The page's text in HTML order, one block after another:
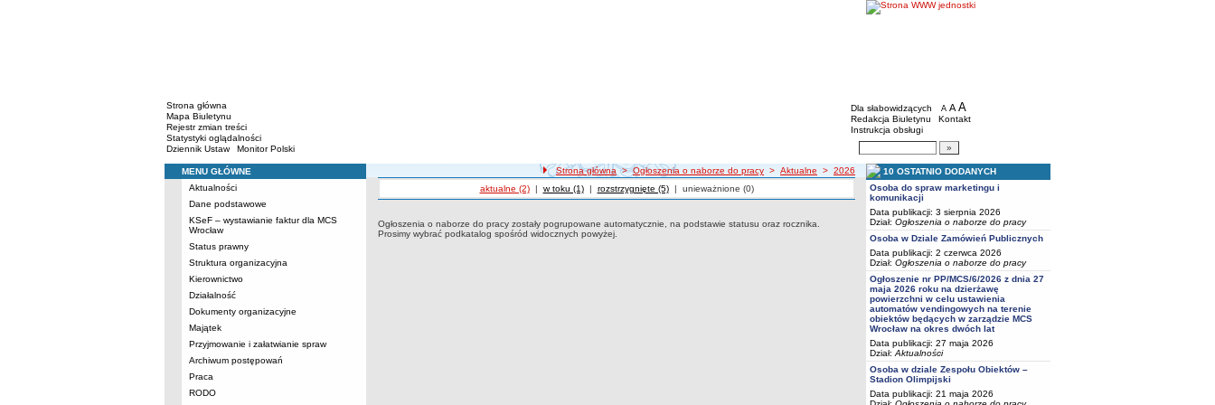
Strona główna
Mapa Biuletynu
Rejestr zmian treści
Statystyki oglądalności
Dziennik Ustaw
Monitor Polski
BIP - Młodzieżowe Centrum Sportu we
Menu dodatkowe
Dla słabowidzących A pomniejsz czcionkę
A standardowy rozmiar czcionki
A
Redakcja Biuletynu
Kontakt
Instrukcja obsługi
Wyszukiwarka artykułów
Menu
MENU GŁÓWNE
Aktualności
Dane podstawowe
KSeF – wystawianie faktur dla MCS
Wrocław
Status prawny
Struktura organizacyjna
Kierownictwo
Działalność
Dokumenty organizacyjne
Majątek
Przyjmowanie i załatwianie spraw
Archiwum postępowań
Praca
RODO
Strona główna>Ogłoszenia o naborze do pracy > Aktualne > 2026
Ogłoszenia o naborze do pracy aktualne z 2026 roku
Ogłoszenia o naborze
aktualne (2)| Ogłoszenia o naborze
w toku (1)| Ogłoszenia o naborze
rozstrzygnięte (5)| Ogłoszenia o naborze
unieważnione (0)
Ogłoszenia o naborze do pracy zostały pogrupowane automatycznie, na podstawie statusu oraz rocznika.
Prosimy wybrać podkatalog spośród widocznych powyżej.
10 OSTATNIO DODANYCH
Osoba do spraw marketingu i
komunikacji
Data publikacji: 3 sierpnia 2026
Dział: Ogłoszenia o naborze do pracy
Osoba w Dziale Zamówień Publicznych
Data publikacji: 2 czerwca 2026
Dział: Ogłoszenia o naborze do pracy
Ogłoszenie nr PP/MCS/6/2026 z dnia 27
maja 2026 roku na dzierżawę
powierzchni w celu ustawienia
automatów vendingowych na terenie
obiektów będących w zarządzie MCS
Wrocław na okres dwóch lat
Data publikacji: 27 maja 2026
Dział: Aktualności
Osoba w dziale Zespołu Obiektów –
Stadion Olimpijski
Data publikacji: 21 maja 2026